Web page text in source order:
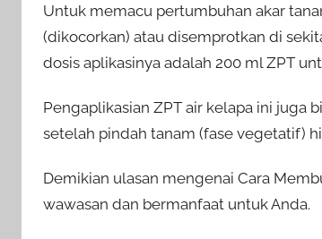
Untuk memacu pertumbuhan akar
(dikocorkan) atau disemprotkan di
dosis aplikasinya adalah 200 ml ZPT
Pengaplikasian ZPT air kelapa ini juga
setelah pindah tanam (fase vegetatif)
Demikian ulasan mengenai Cara
wawasan dan bermanfaat untuk Anda.